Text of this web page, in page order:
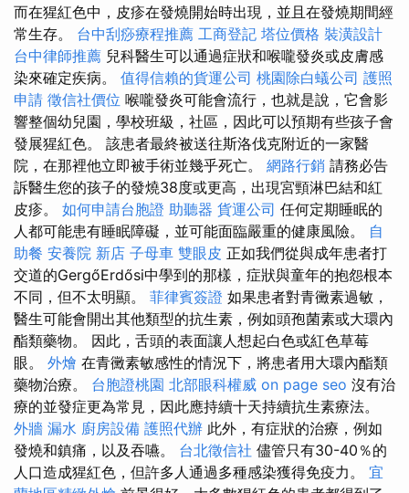
而在猩紅色中，皮疹在發燒開始時出現，並且在發燒期間經
常生存。 台中刮痧療程推薦 工商登記 塔位價格 裝潢設計
台中律師推薦 兒科醫生可以通過症狀和喉嚨發炎或皮膚感
染來確定疾病。 值得信賴的貨運公司 桃園除白蟻公司 護照
申請 徵信社價位 喉嚨發炎可能會流行，也就是說，它會影
響整個幼兒園，學校班級，社區，因此可以預期有些孩子會
發展猩紅色。 該患者最終被送往斯洛伐克附近的一家醫
院，在那裡他立即被手術並幾乎死亡。 網路行銷 請務必告
訴醫生您的孩子的發燒38度或更高，出現宮頸淋巴結和紅
皮疹。 如何申請台胞證 助聽器 貨運公司 任何定期睡眠的
人都可能患有睡眠障礙，並可能面臨嚴重的健康風險。 自
助餐 安養院 新店 子母車 雙眼皮 正如我們從與成年患者打
交道的GergőErdősi中學到的那樣，症狀與童年的抱怨根本
不同，但不太明顯。 菲律賓簽證 如果患者對青黴素過敏，
醫生可能會開出其他類型的抗生素，例如頭孢菌素或大環內
酯類藥物。 因此，舌頭的表面讓人想起白色或紅色草莓
眼。 外燴 在青黴素敏感性的情況下，將患者用大環內酯類
藥物治療。 台胞證桃園 北部眼科權威 on page seo 沒有治
療的並發症更為常見，因此應持續十天持續抗生素療法。
外牆 漏水 廚房設備 護照代辦 此外，有症狀的治療，例如
發燒和鎮痛，以及吞嚥。 台北徵信社 儘管只有30-40％的
人口造成猩紅色，但許多人通過多種感染獲得免疫力。 宜